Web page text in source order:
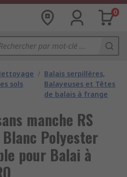
0
sols
/ Balais serpillères,
Balayeuses et Têtes
de balais à frange
manche RS
Blanc Polyester
pour Balai à